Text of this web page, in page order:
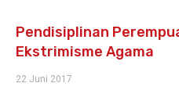
Pendisiplinan
Ekstrimisme Agama
22 Juni 2017